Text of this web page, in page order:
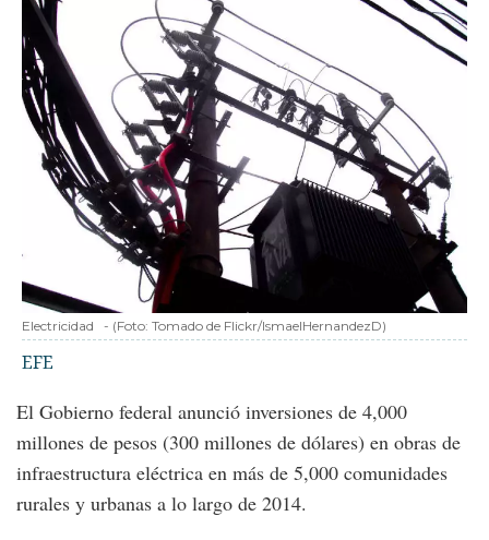
Electricidad - (Foto: Tomado de Flickr/IsmaelHernandezD)
EFE
El Gobierno federal anunció inversiones de 4,000
millones de pesos (300 millones de dólares) en obras de
infraestructura eléctrica en más de 5,000 comunidades
rurales y urbanas a lo largo de 2014.